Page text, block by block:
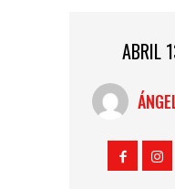
ABRIL